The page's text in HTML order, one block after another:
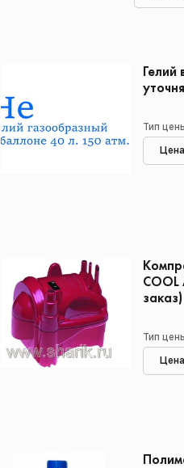
Тип
COOL
заказ)
Тип